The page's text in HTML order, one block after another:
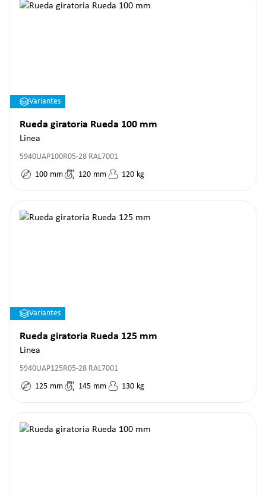
Variantes
Rueda giratoria Rueda 100 mm
Linea
5940UAP100R05-28 RAL7001
100 mm 120 mm 120 kg
Variantes
Rueda giratoria Rueda 125 mm
Linea
5940UAP125R05-28 RAL7001
125 mm 145 mm 130 kg